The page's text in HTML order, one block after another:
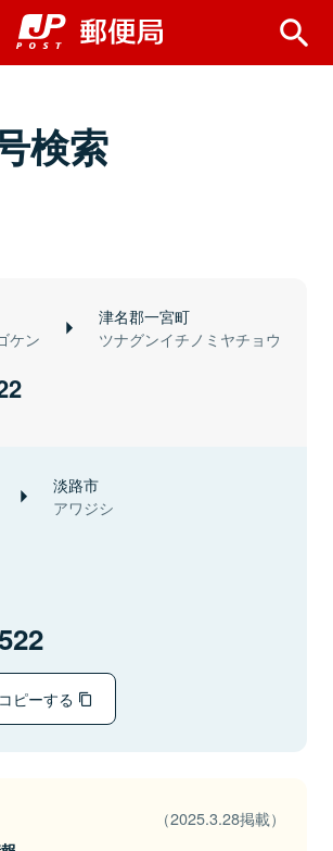
検索
ケン
津名郡一宮町
ツナグンイチノミヤチョウ
淡路市
アワジシ
ピーする
（2025.3.28掲載）